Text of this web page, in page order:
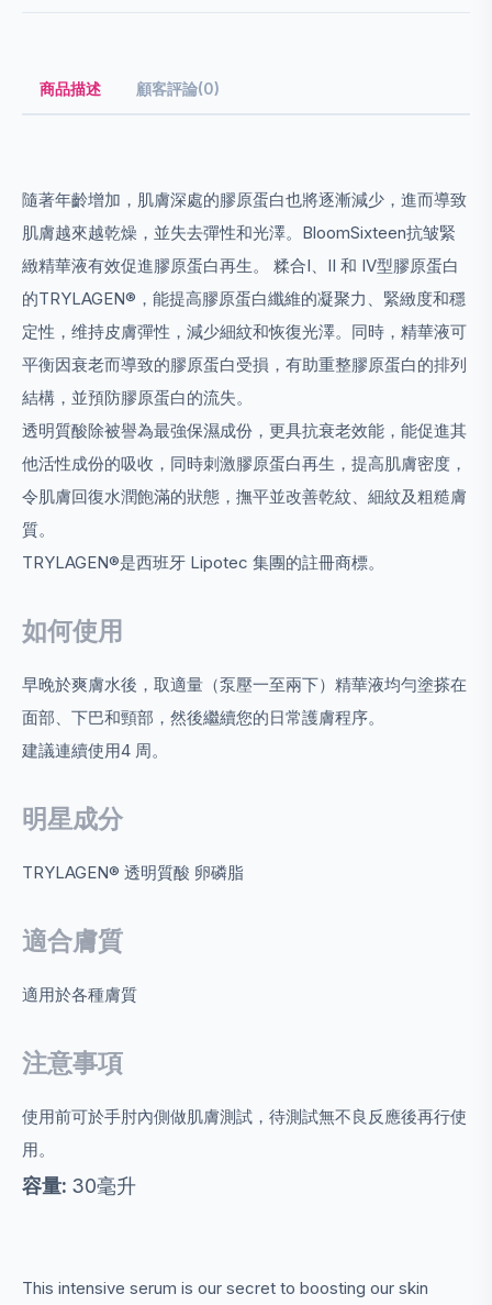
商品描述 顧客評論(0)
隨著年齡增加，肌膚深處的膠原蛋白也將逐漸減少，進而導致
肌膚越來越乾燥，並失去彈性和光澤。BloomSixteen抗皱緊
緻精華液有效促進膠原蛋白再生。 糅合I、II 和 IV型膠原蛋白
的TRYLAGEN®，能提高膠原蛋白纖維的凝聚力、緊緻度和穩
定性，维持皮膚彈性，減少細紋和恢復光澤。同時，精華液可
平衡因衰老而導致的膠原蛋白受損，有助重整膠原蛋白的排列
結構，並預防膠原蛋白的流失。
透明質酸除被譽為最強保濕成份，更具抗衰老效能，能促進其
他活性成份的吸收，同時刺激膠原蛋白再生，提高肌膚密度，
令肌膚回復水潤飽滿的狀態，撫平並改善乾紋、細紋及粗糙膚
質。
TRYLAGEN®是西班牙 Lipotec 集團的註冊商標。
如何使用
早晚於爽膚水後，取適量（泵壓一至兩下）精華液均勻塗搽在
面部、下巴和頸部，然後繼續您的日常護膚程序。
建議連續使用4 周。
明星成分
TRYLAGEN® 透明質酸 卵磷脂
適合膚質
適用於各種膚質
注意事項
使用前可於手肘內側做肌膚測試，待測試無不良反應後再行使
用。
容量: 30毫升
This intensive serum is our secret to boosting our skin